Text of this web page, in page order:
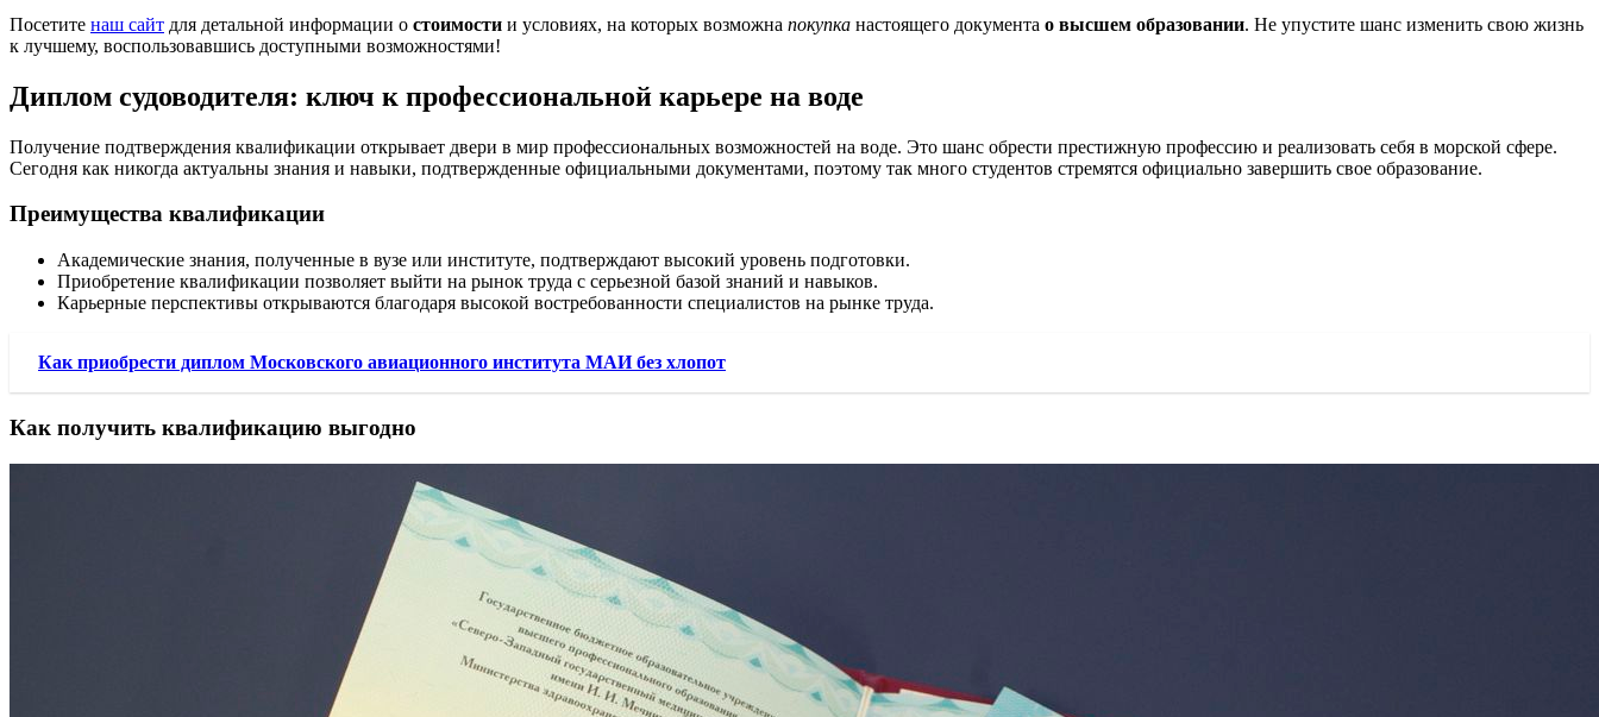
Посетите наш сайт для детальной информации о стоимости и условиях, на которых возможна покупка настоящего документа о высшем образовании. Не упустите шанс изменить свою жизнь
к лучшему, воспользовавшись доступными возможностями!
Диплом судоводителя: ключ к профессиональной карьере на воде
Получение подтверждения квалификации открывает двери в мир профессиональных возможностей на воде. Это шанс обрести престижную профессию и реализовать себя в морской сфере.
Сегодня как никогда актуальны знания и навыки, подтвержденные официальными документами, поэтому так много студентов стремятся официально завершить свое образование.
Преимущества квалификации
Академические знания, полученные в вузе или институте, подтверждают высокий уровень подготовки.
Приобретение квалификации позволяет выйти на рынок труда с серьезной базой знаний и навыков.
Карьерные перспективы открываются благодаря высокой востребованности специалистов на рынке труда.
Как приобрести диплом Московского авиационного института МАИ без хлопот
Как получить квалификацию выгодно